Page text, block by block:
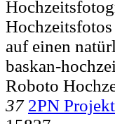
auf einen
baskan-
Roboto
37 2PN